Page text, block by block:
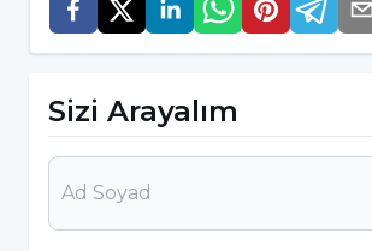
ilgili bir eleştiri almak yeme
Prof. Dr. Aslıhan Dönmez,
belirtileri şöyle sıraladı:
uğraşlara başlamak, çok sıkı
Sizi Arayalım